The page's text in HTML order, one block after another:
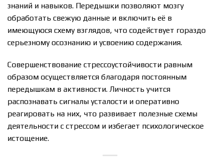
знаний и навыков. Передышки позволяют мозгу
обработать свежую данные и включить её в
имеющуюся схему взглядов, что содействует гораздо
серьезному осознанию и усвоению содержания.
Совершенствование стрессоустойчивости равным
образом осуществляется благодаря постоянным
передышкам в активности. Личность учится
распознавать сигналы усталости и оперативно
реагировать на них, что развивает полезные схемы
деятельности с стрессом и избегает психологическое
истощение.